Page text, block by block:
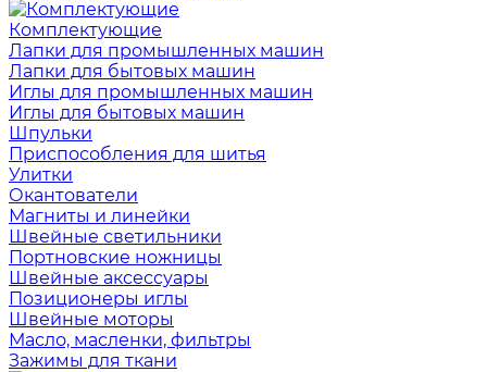
Комплектующие
Лапки для промышленных машин
Лапки для бытовых машин
Иглы для промышленных машин
Иглы для бытовых машин
Шпульки
Приспособления для шитья
Улитки
Окантователи
Магниты и линейки
Швейные светильники
Портновские ножницы
Швейные аксессуары
Позиционеры иглы
Швейные моторы
Масло, масленки, фильтры
Зажимы для ткани